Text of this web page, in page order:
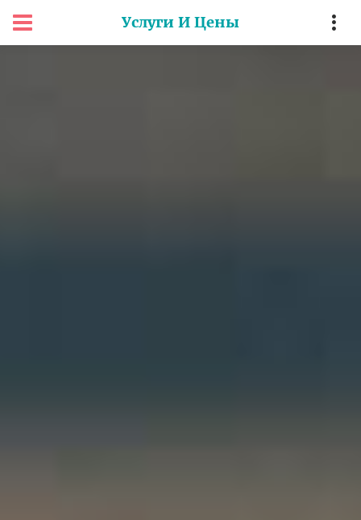
Услуги И Цены